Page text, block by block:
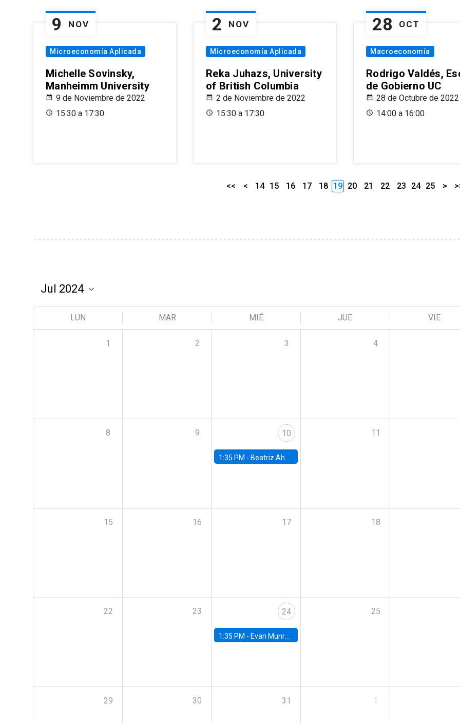
9 NOV
Microeconomía Aplicada
Michelle Sovinsky,
Manheimm University
9 de Noviembre de 2022
15:30 a 17:30
2 NOV
Microeconomía Aplicada
Reka Juhazs, University
of British Columbia
2 de Noviembre de 2022
15:30 a 17:30
28 OCT
Macroeconomía
Rodrigo Valdés,
de Gobierno UC
28 de Octubre de 2022
14:00 a 16:00
<< < 14 15 16 17 18 19 20 21 22 23 24 25 >
LUN MAR MIÉ JUE VIE
1 2 3 4
8 9 10
1:35 PM - Beatriz Ahumada, PhD candidate, Universidad de Pittsburgh
11
15 16 17 18
22 23 24
1:35 PM - Evan Munro, Neyman Visiting Assistant Professor in the Department of Statistics at UC Berkeley
25
29 30 31 1